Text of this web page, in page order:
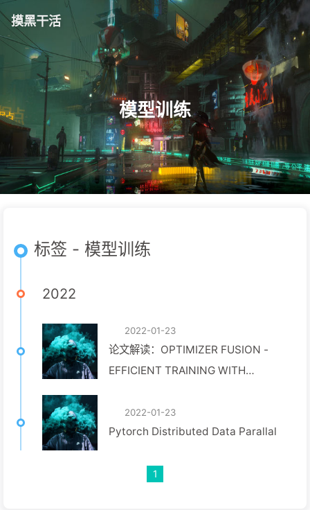
摸黑干活
模型训练
标签 - 模型训练
2022
2022-01-23
论文解读：OPTIMIZER FUSION -
EFFICIENT TRAINING WITH
PARALLELISM
2022-01-23
Pytorch Distributed Data Parallal
1